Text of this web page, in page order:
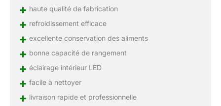
+ haute qualité de fabrication
+ refroidissement efficace
+ excellente conservation des aliments
+ bonne capacité de rangement
+ éclairage intérieur LED
+ facile à nettoyer
+ livraison rapide et professionnelle